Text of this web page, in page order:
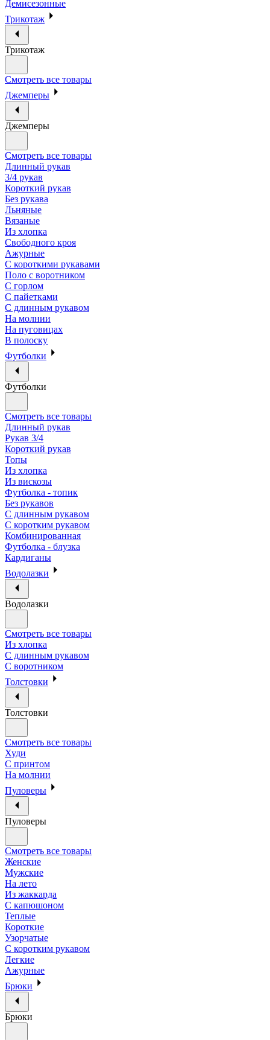
Демисезонные
Трикотаж
Трикотаж
Смотреть все товары
Джемперы
Джемперы
Смотреть все товары
Длинный рукав
3/4 рукав
Короткий рукав
Без рукава
Льняные
Вязаные
Из хлопка
Свободного кроя
Ажурные
С короткими рукавами
Поло с воротником
С горлом
С пайетками
С длинным рукавом
На молнии
На пуговицах
В полоску
Футболки
Футболки
Смотреть все товары
Длинный рукав
Рукав 3/4
Короткий рукав
Топы
Из хлопка
Из вискозы
Футболка - топик
Без рукавов
С длинным рукавом
С коротким рукавом
Комбинированная
Футболка - блузка
Кардиганы
Водолазки
Водолазки
Смотреть все товары
Из хлопка
С длинным рукавом
С воротником
Толстовки
Толстовки
Смотреть все товары
Худи
С принтом
На молнии
Пуловеры
Пуловеры
Смотреть все товары
Женские
Мужские
На лето
Из жаккарда
С капюшоном
Теплые
Короткие
Узорчатые
С коротким рукавом
Легкие
Ажурные
Брюки
Брюки